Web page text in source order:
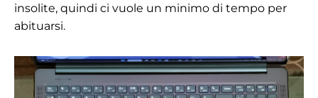
insolite, quindi ci vuole un minimo di tempo per
abituarsi.